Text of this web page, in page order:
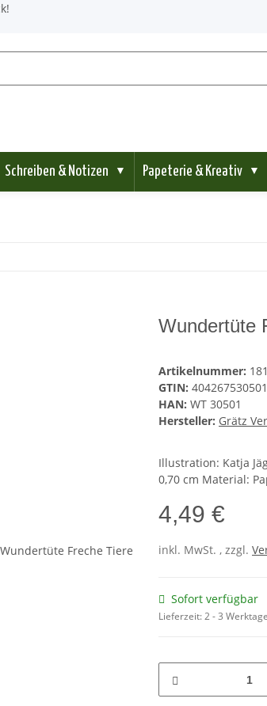
Schreiben & Notizen ▼ Papeterie & Kreativ ▼
Wundertüte
Artikelnummer:
GTIN:
HAN: WT 30501
Hersteller: Grätz
Illustration: Katja
0,70 cm Material:
4,49 €
inkl. MwSt. , zzgl.
Sofort verfügbar
Lieferzeit:2 - 3 Werktage